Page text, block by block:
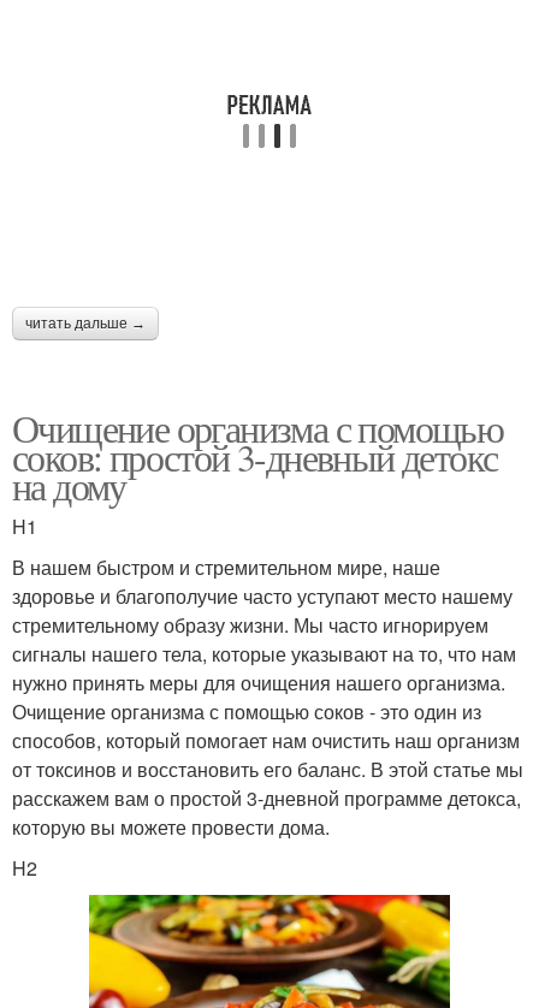
читать дальше →
Очищение организма с помощью
соков: простой 3-дневный детокс
на дому
H1
В нашем быстром и стремительном мире, наше
здоровье и благополучие часто уступают место нашему
стремительному образу жизни. Мы часто игнорируем
сигналы нашего тела, которые указывают на то, что нам
нужно принять меры для очищения нашего организма.
Очищение организма с помощью соков - это один из
способов, который помогает нам очистить наш организм
от токсинов и восстановить его баланс. В этой статье мы
расскажем вам о простой 3-дневной программе детокса,
которую вы можете провести дома.
H2